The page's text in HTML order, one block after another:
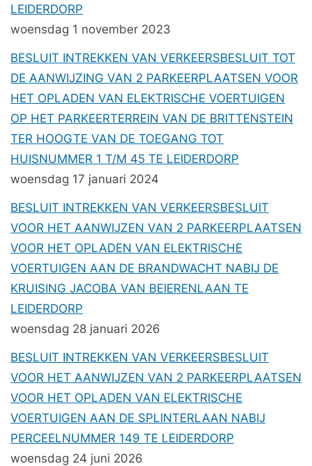
LEIDERDORP
woensdag 1 november 2023
BESLUIT INTREKKEN VAN VERKEERSBESLUIT TOT
DE AANWIJZING VAN 2 PARKEERPLAATSEN VOOR
HET OPLADEN VAN ELEKTRISCHE VOERTUIGEN
OP HET PARKEERTERREIN VAN DE BRITTENSTEIN
TER HOOGTE VAN DE TOEGANG TOT
HUISNUMMER 1 T/M 45 TE LEIDERDORP
woensdag 17 januari 2024
BESLUIT INTREKKEN VAN VERKEERSBESLUIT
VOOR HET AANWIJZEN VAN 2 PARKEERPLAATSEN
VOOR HET OPLADEN VAN ELEKTRISCHE
VOERTUIGEN AAN DE BRANDWACHT NABIJ DE
KRUISING JACOBA VAN BEIERENLAAN TE
LEIDERDORP
woensdag 28 januari 2026
BESLUIT INTREKKEN VAN VERKEERSBESLUIT
VOOR HET AANWIJZEN VAN 2 PARKEERPLAATSEN
VOOR HET OPLADEN VAN ELEKTRISCHE
VOERTUIGEN AAN DE SPLINTERLAAN NABIJ
PERCEELNUMMER 149 TE LEIDERDORP
woensdag 24 juni 2026